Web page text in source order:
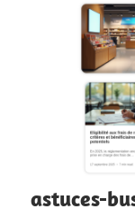
astuces-